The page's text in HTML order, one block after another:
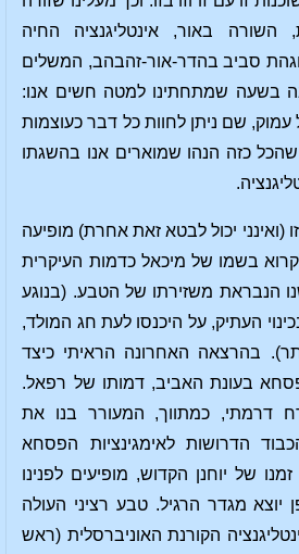
השורה באור, אינטליגנציה החיה
סביב בהדר-אור-זהבהב, המשלים
בשעה שמתחתינו למטה חשים אנו:
עמוק, שם ניתן לחוות כל דבר כעוצמות
כזה הנהו שמוארים אנו בהשגתו
(ואינני יכול לבטא זאת אחרת) מופיעה
בשמו של מיכאל כדמות העיקרית
הנבראת משזירתו של הטבע. (בנוגע
העתיק, על היכנסו לעת חג המולד,
בהרצאה האחרונה הראיתי כיצד
בעונת האביב, דמותו של רפאל.
דרמתי, כמתווך, המעורר בנו את
הדרושות לאימגינציות הפסחא
של יוחנן הקדוש, מופיעים לפנינו
יוצא מגדר הרגיל. טבע רציני העולה
הקורנת האוניברסלית (ראש